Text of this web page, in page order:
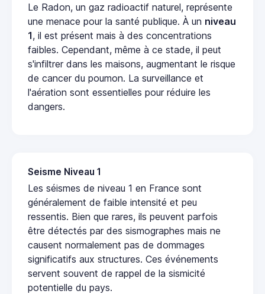
Le Radon, un gaz radioactif naturel, représente
une menace pour la santé publique. À un niveau
1, il est présent mais à des concentrations
faibles. Cependant, même à ce stade, il peut
s'infiltrer dans les maisons, augmentant le risque
de cancer du poumon. La surveillance et
l'aération sont essentielles pour réduire les
dangers.
Seisme Niveau 1
Les séismes de niveau 1 en France sont
généralement de faible intensité et peu
ressentis. Bien que rares, ils peuvent parfois
être détectés par des sismographes mais ne
causent normalement pas de dommages
significatifs aux structures. Ces événements
servent souvent de rappel de la sismicité
potentielle du pays.